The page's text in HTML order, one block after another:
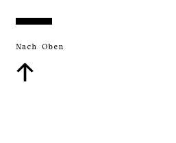
Nach Oben
↑